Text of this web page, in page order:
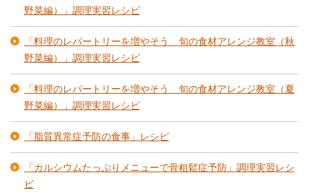
野菜編）」調理実習レシピ
「料理のレパートリーを増やそう 旬の食材アレンジ教室（秋
野菜編）」調理実習レシピ
「料理のレパートリーを増やそう 旬の食材アレンジ教室（夏
野菜編）」調理実習レシピ
「脂質異常症予防の食事」レシピ
「カルシウムたっぷりメニューで骨粗鬆症予防」調理実習レシ
ピ